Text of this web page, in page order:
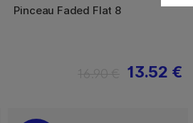
Pinceau Faded Flat 8
13.52 €